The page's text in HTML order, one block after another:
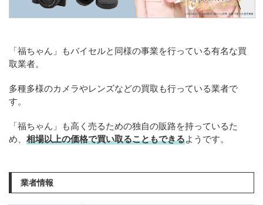
「福ちゃん」もバイセルと同様の事業を行っている有名な買
取業者。
多種多様のカメラやレンズなどの買取も行っている業者で
す。
「福ちゃん」も高く売るための独自の販路を持っているた
め、 相場以上の価格で買い取ることもできるようです。
業者情報